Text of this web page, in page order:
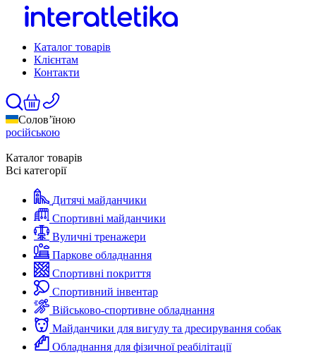
Каталог товарів
Клієнтам
Контакти
Солов’їною
російською
Каталог товарів
Всі категорії
Дитячі майданчики
Спортивні майданчики
Вуличні тренажери
Паркове обладнання
Спортивні покриття
Спортивний інвентар
Військово-спортивне обладнання
Майданчики для вигулу та дресирування собак
Обладнання для фізичної реабілітації